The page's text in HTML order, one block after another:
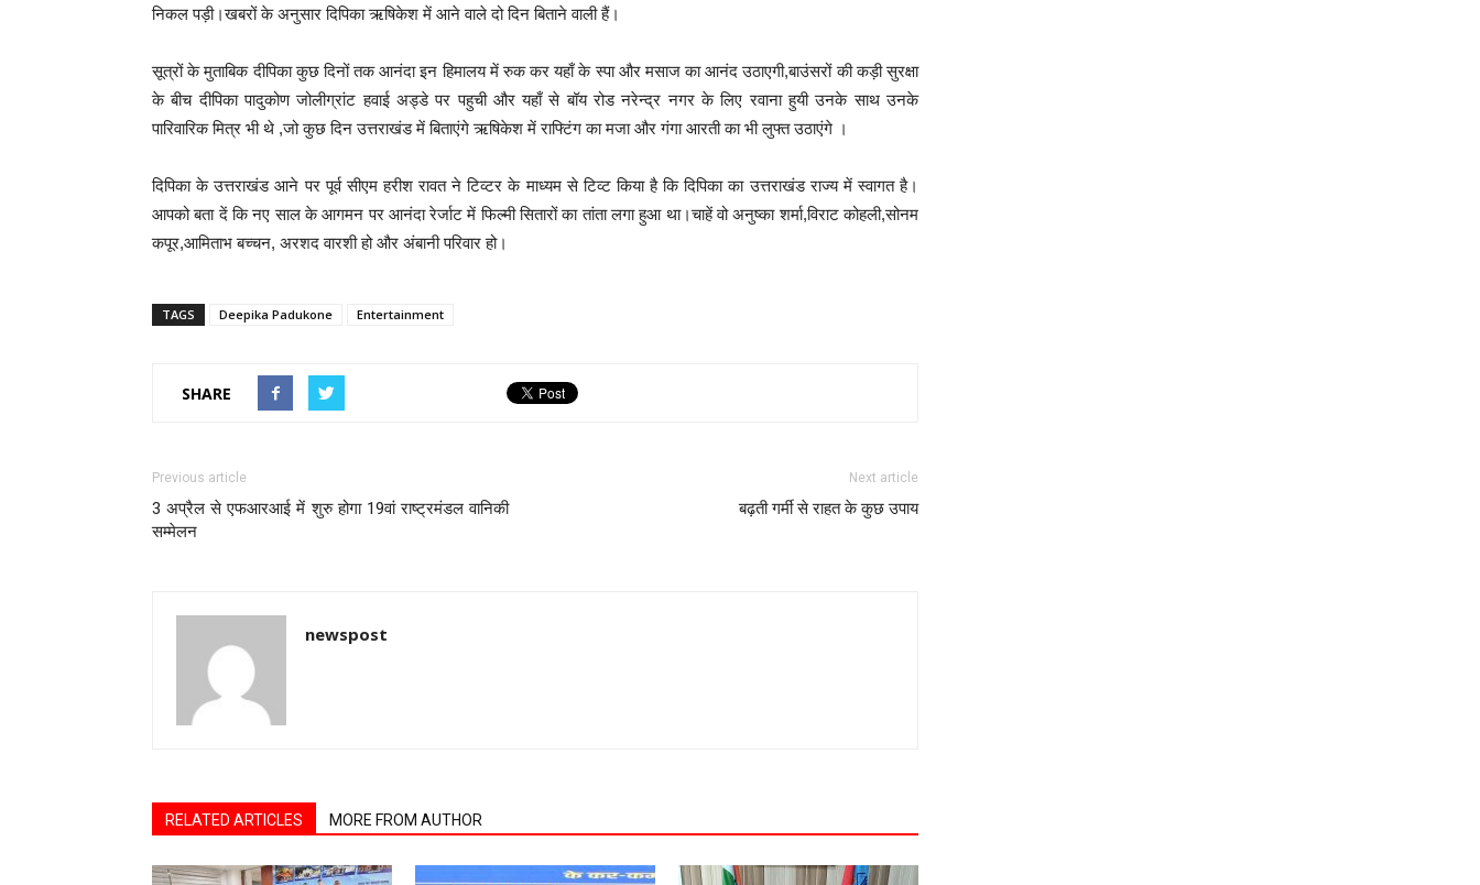
निकल पड़ी।खबरों के अनुसार दिपिका ऋषिकेश में आने वाले दो दिन बिताने वाली हैं।
सूत्रों के मुताबिक दीपिका कुछ दिनों तक आनंदा इन हिमालय में रुक कर यहाँ के स्पा और मसाज का आनंद उठाएगी,बाउंसरों की कड़ी सुरक्षा
के बीच दीपिका पादुकोण जोलीग्रांट हवाई अड्डे पर पहुची और यहाँ से बॉय रोड नरेन्द्र नगर के लिए रवाना हुयी उनके साथ उनके
पारिवारिक मित्र भी थे ,जो कुछ दिन उत्तराखंड में बिताएंगे ऋषिकेश में राफ्टिंग का मजा और गंगा आरती का भी लुफ्त उठाएंगे ।
दिपिका के उत्तराखंड आने पर पूर्व सीएम हरीश रावत ने टिव्टर के माध्यम से टिव्ट किया है कि दिपिका का उत्तराखंड राज्य में स्वागत है।
आपको बता दें कि नए साल के आगमन पर आनंदा रेर्जाट में फिल्मी सितारों का तांता लगा हुआ था।चाहें वो अनुष्का शर्मा,विराट कोहली,सोनम
कपूर,आमिताभ बच्चन, अरशद वारशी हो और अंबानी परिवार हो।
TAGS Deepika Padukone Entertainment
SHARE
Previous article
3 अप्रैल से एफआरआई में शुरु होगा 19वां राष्ट्रमंडल वानिकी
सम्मेलन
Next article
बढ़ती गर्मी से राहत के कुछ उपाय
newspost
RELATED ARTICLES MORE FROM AUTHOR